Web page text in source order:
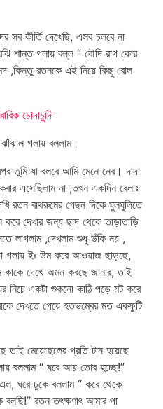
সব কীর্তি দেখেছি, এসব চলবে না
শান্ত গলায় বল্ল “ বৌদি রাগ কোর
,কিন্তু রতনকে এই নিয়ে কিছু বোল
চোদাচুদি
গলায় বললাম।
তুমি যা বলবে আমি মেনে নেব। দাদা
এসেছিলাম না ,তখন একদিন বেলায়
রতন বাথরুমের পেছন দিকে ঘুলঘুলিতে
দেখার জন্য ছাদ থেকে তাড়াতাড়ি
লাগলাম ,দেখলাম শুধু উঁকি নয় ,
গলায় ইঃ উম করে আওয়াজ ছাড়ছে,
দেখে অমন করছে জানার, তাই
নিচে একটা শুকনো কাঠি পড়ে মট করে
দেখতে পেয়ে হতভম্বের মত একফুটি
মেয়েছেলের প্রতি টান হয়েছে
বললাম “ ঘরে আয় তোর হচ্ছে!”
ঘরে ঢুকে বললাম “ কবে থেকে
রতন তৎক্ষণাৎ আমার পা